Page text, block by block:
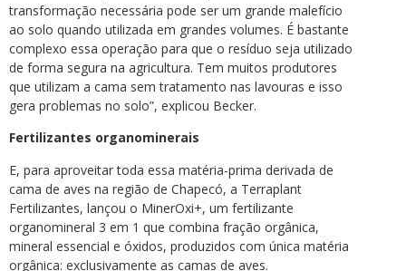
transformação necessária pode ser um grande malefício
ao solo quando utilizada em grandes volumes. É bastante
complexo essa operação para que o resíduo seja utilizado
de forma segura na agricultura. Tem muitos produtores
que utilizam a cama sem tratamento nas lavouras e isso
gera problemas no solo”, explicou Becker.
Fertilizantes organominerais
E, para aproveitar toda essa matéria-prima derivada de
cama de aves na região de Chapecó, a Terraplant
Fertilizantes, lançou o MinerOxi+, um fertilizante
organomineral 3 em 1 que combina fração orgânica,
mineral essencial e óxidos, produzidos com única matéria
orgânica: exclusivamente as camas de aves.